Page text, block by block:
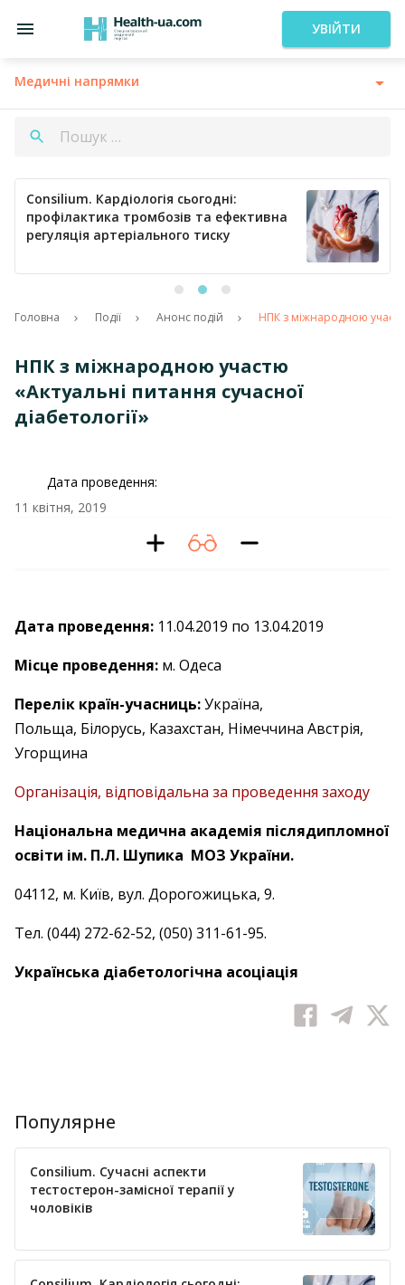
УВІЙТИ
Медичні напрямки
Consilium. Кардіологія сьогодні:
профілактика тромбозів та ефективна
регуляція артеріального тиску
Головна Події Анонс подій НПК з міжнародною участю
НПК з міжнародною участю
«Актуальні питання сучасної
діабетології»
Дата проведення:
11 квітня, 2019
Дата проведення: 11.04.2019 по 13.04.2019
Місце проведення: м. Одеса
Перелік країн-учасниць:Україна,
Польща, Білорусь, Казахстан, Німеччина Австрія,
Угорщина
Організація, відповідальна за проведення заходу
Національна медична академія післядипломної
освіти ім. П.Л. Шупика МОЗ України.
04112, м. Київ, вул. Дорогожицька, 9.
Тел. (044) 272-62-52, (050) 311-61-95.
Українська діабетологічна асоціація
Популярне
Consilium. Сучасні аспекти
тестостерон-замісної терапії у
чоловіків